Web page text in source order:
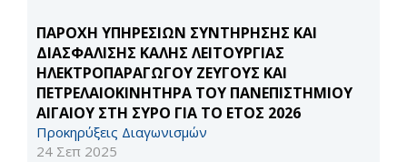
ΠΑΡΟΧΗ ΥΠΗΡΕΣΙΩΝ ΣΥΝΤΗΡΗΣΗΣ ΚΑΙ
ΔΙΑΣΦΑΛΙΣΗΣ ΚΑΛΗΣ ΛΕΙΤΟΥΡΓΙΑΣ
ΗΛΕΚΤΡΟΠΑΡΑΓΩΓΟΥ ΖΕΥΓΟΥΣ ΚΑΙ
ΠΕΤΡΕΛΑΙΟΚΙΝΗΤΗΡΑ ΤΟΥ ΠΑΝΕΠΙΣΤΗΜΙΟΥ
ΑΙΓΑΙΟΥ ΣΤΗ ΣΥΡΟ ΓΙΑ ΤΟ ΕΤΟΣ 2026
Προκηρύξεις Διαγωνισμών
24 Σεπ 2025